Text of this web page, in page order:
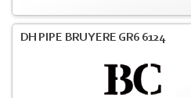
DH PIPE BRUYERE GR6 6124